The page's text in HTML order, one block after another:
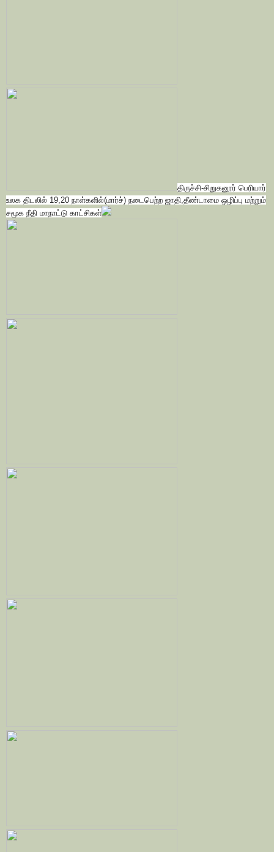
திருச்சி-சிறுகனூர் பெரியார்
உலக திடலில் 19,20 நாள்களில்(மார்ச்) நடைபெற்ற ஜாதி,தீண்டாமை ஒழிப்பு மற்றும்
சமூக நீதி மாநாட்டு காட்சிகள்